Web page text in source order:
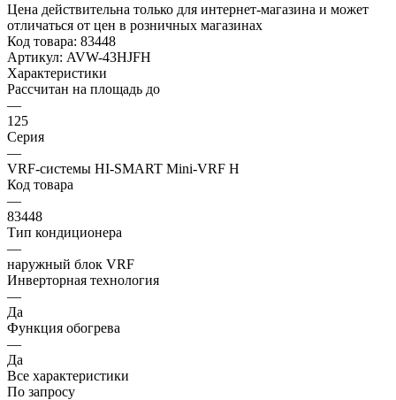
Цена действительна только для интернет-магазина и может
отличаться от цен в розничных магазинах
Код товара: 83448
Артикул: AVW-43HJFH
Характеристики
Рассчитан на площадь до
—
125
Серия
—
VRF-системы HI-SMART Mini-VRF H
Код товара
—
83448
Тип кондиционера
—
наружный блок VRF
Инверторная технология
—
Да
Функция обогрева
—
Да
Все характеристики
По запросу